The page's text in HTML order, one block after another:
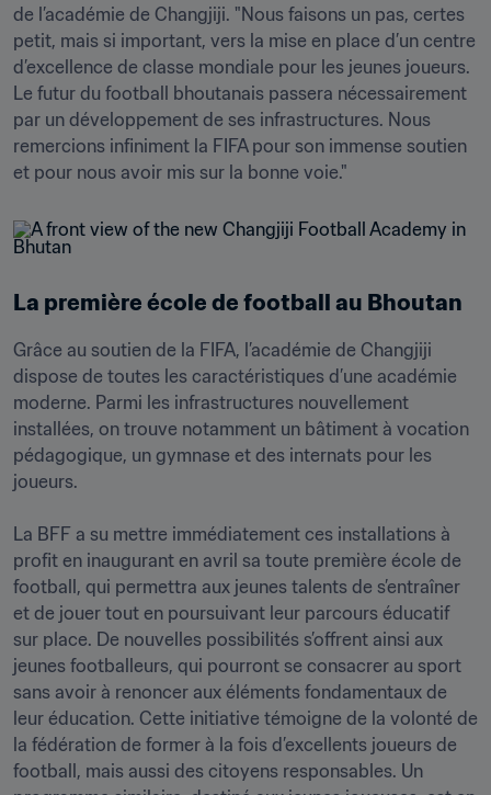
de l’académie de Changjiji. "Nous faisons un pas, certes
petit, mais si important, vers la mise en place d’un centre
d’excellence de classe mondiale pour les jeunes joueurs.
Le futur du football bhoutanais passera nécessairement
par un développement de ses infrastructures. Nous
remercions infiniment la FIFA pour son immense soutien
et pour nous avoir mis sur la bonne voie."
La première école de football au Bhoutan
Grâce au soutien de la FIFA, l’académie de Changjiji
dispose de toutes les caractéristiques d’une académie
moderne. Parmi les infrastructures nouvellement
installées, on trouve notamment un bâtiment à vocation
pédagogique, un gymnase et des internats pour les
joueurs.
La BFF a su mettre immédiatement ces installations à
profit en inaugurant en avril sa toute première école de
football, qui permettra aux jeunes talents de s’entraîner
et de jouer tout en poursuivant leur parcours éducatif
sur place. De nouvelles possibilités s’offrent ainsi aux
jeunes footballeurs, qui pourront se consacrer au sport
sans avoir à renoncer aux éléments fondamentaux de
leur éducation. Cette initiative témoigne de la volonté de
la fédération de former à la fois d’excellents joueurs de
football, mais aussi des citoyens responsables. Un